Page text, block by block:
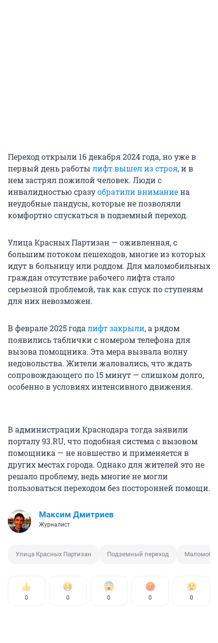
Переход открыли 16 декабря 2024 года, но уже в
первый день работы лифт вышел из строя, и в
нем застрял пожилой человек. Люди с
инвалидностью сразуобратили вниманиена
неудобные пандусы, которые не позволяли
комфортно спускаться в подземный переход.
Улица Красных Партизан — оживленная, с
большим потоком пешеходов, многие из которых
идут в больницу или роддом. Для маломобильных
граждан отсутствие рабочего лифта стало
серьезной проблемой, так как спуск по ступеням
для них невозможен.
В феврале 2025 годалифт закрыли, а рядом
появились таблички с номером телефона для
вызова помощника. Эта мера вызвала волну
недовольства. Жители жаловались, что ждать
сопровождающего по 15 минут — слишком долго,
особенно в условиях интенсивного движения.
В администрации Краснодара тогда заявили
порталу 93.RU, что подобная система с вызовом
помощника — не новшество и применяется в
других местах города. Однако для жителей это не
решало проблему, ведь многие не могли
пользоваться переходом без посторонней помощи.
Максим Дмитриев
Журналист
Улица Красных Партизан Подземный переход
0 0 0 0 0